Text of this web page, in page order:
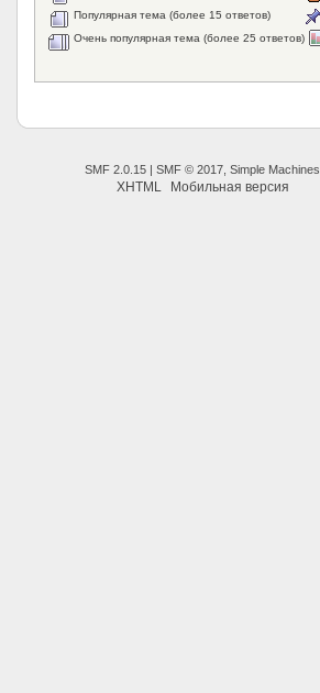
Популярная тема (более 15 ответов)
Очень популярная тема (более 25 ответов)
SMF 2.0.15 |SMF © 2017 ,Simple Machines
XHTML Мобильная версия